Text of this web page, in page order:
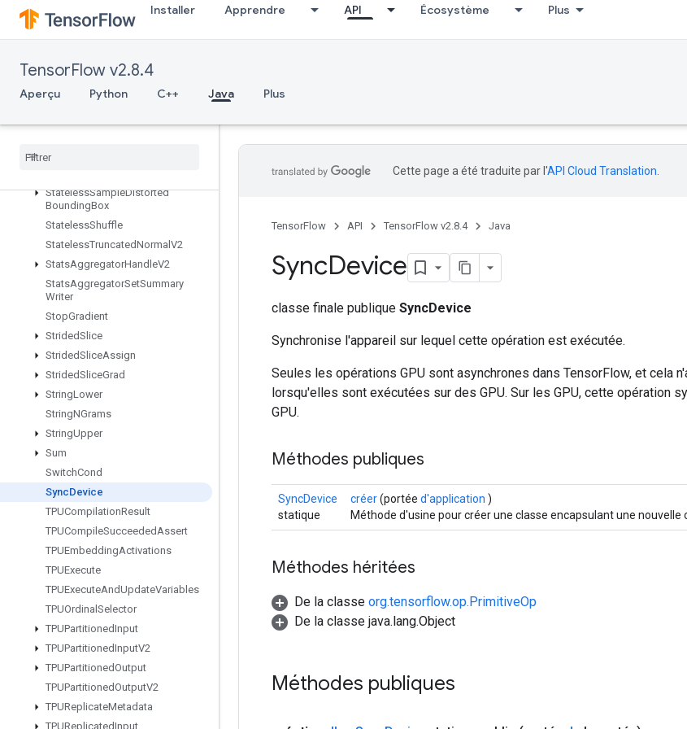
Installer Apprendre API Écosystème Plus
TensorFlow v2.8.4
Aperçu Python C++ Java Plus
StatelessRandomGetKeyCounter
StatelessRandomGetKeyCounter
Alg
StatelessRandomNormalV2
StatelessRandomUniformFullInt
Stateless
StatelessSampleDistorted
BoundingBox
StatelessShuffle
StatelessTruncatedNormal V2
StatsAggregatorHandleV2
StatsAggregatorSetSummary
Writer
StopGradient
StridedSlice
StridedSliceAssign
StridedSliceGrad
StringLower
StringNGrams
StringUpper
Sum
SwitchCond
SyncDevice
TPUCompilationResult
TPUCompileSucceededAssert
TPUEmbeddingActivations
TPUExecute
TPUExecuteAndUpdateVariables
TPUOrdinal Selector
TPUPartitionedInput
TPUPartitionedInputV2
TPUPartitionedOutput
TPUPartitionedOutputV2
TPUReplicateMetadata
TPUReplicatedInput
Cette page a été traduite par l'API Cloud Translation
TensorFlow API TensorFlow v2.8.4 Java
SyncDevice
classe finale publique SyncDevice
Synchronise l'appareil sur lequel cette opération est exécutée.
Seules les opérations GPU sont asynchrones dans TensorFlow, et cela
lorsqu'elles sont exécutées sur des GPU. Sur les GPU, cette opération
GPU.
Méthodes publiques
SyncDevice
statique
créer(portée d'application )
Méthode d'usine pour créer une classe encapsulant une nouvelle
Méthodes héritées
De la classe org.tensorflow.op.PrimitiveOp
De la classe java.lang.Object
Méthodes publiques